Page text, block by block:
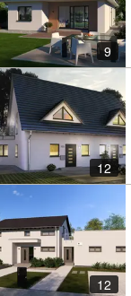
9
12
12